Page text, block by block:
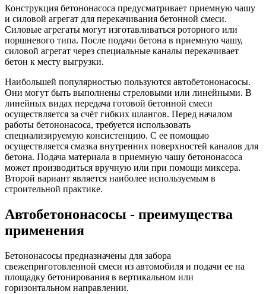
Конструкция бетононасоса предусматривает приемную чашу
и силовой агрегат для перекачивания бетонной смеси.
Силовые агрегаты могут изготавливаться роторного или
поршневого типа. После подачи бетона в приемную чашу,
силовой агрегат через специальные каналы перекачивает
бетон к месту выгрузки.
Наибольшей популярностью пользуются автобетононасосы.
Они могут быть выполнены стреловыми или линейными. В
линейных видах передача готовой бетонной смеси
осуществляется за счёт гибких шлангов. Перед началом
работы бетононасоса, требуется использовать
специализируемую консистенцию. С ее помощью
осуществляется смазка внутренних поверхностей каналов для
бетона. Подача материала в приемную чашу бетононасоса
может производиться вручную или при помощи миксера.
Второй вариант является наиболее используемым в
строительной практике.
Автобетононасосы - преимущества
применения
Бетононасосы предназначены для забора
свежеприготовленной смеси из автомобиля и подачи ее на
площадку бетонирования в вертикальном или
горизонтальном направлении.